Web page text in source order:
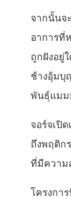
จากนั้นจ
อาการที่
ถูกฝังอยู่
ช้างอุ้มบุ
พันธุ์แมม
จอร์จเปิ
ถึงพฤติก
ที่มีความ
โครงกา